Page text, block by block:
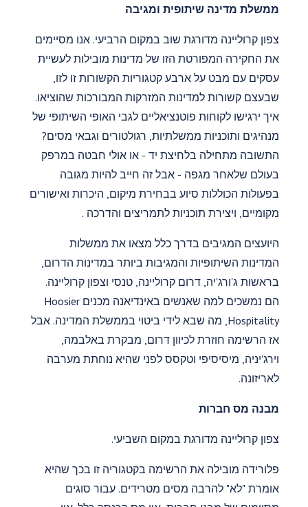
ממשלת מדינה שיתופית ומגיבה
צפון קרוליינה מדורגת שוב במקום הרביעי. אנו מסיימים
את החקירה המפורטת הזו של מדינות מובילות לעשיית
עסקים עם מבט על ארבע קטגוריות הקשורות זו לזו,
שבעצם קשורות למדינות המזרקות המבורכות שהוציאו.
איך ירגישו לקוחות פוטנציאליים לגבי האופי השיתופי של
מנהיגים ותוכניות ממשלתיות, רגולטורים וגבאי מסים?
התשובה מתחילה בלחיצת יד - או אולי חבטה במרפק
בעולם שלאחר מגפה - אבל זה חייב להיות מגובה
בפעולות הכוללות סיוע בבחירת מיקום, היכרות ואישורים
מקומיים, ויצירת תוכניות לתמריצים והדרכה .
היועצים המגיבים בדרך כלל מצאו את ממשלות
המדינות השיתופיות והמגיבות ביותר במדינות הדרום,
בראשות ג'ורג'יה, דרום קרוליינה, טנסי וצפון קרוליינה.
הם נמשכים למה שאנשים באינדיאנה מכנים Hoosier
Hospitality, מה שבא לידי ביטוי בממשלת המדינה. אבל
אז הרשימה חוזרת לכיוון דרום, מבקרת באלבמה,
וירג'יניה, מיסיסיפי וטקסס לפני שהיא נוחתת מערבה
לאריזונה.
מבנה מס חברות
צפון קרוליינה מדורגת במקום השביעי.
פלורידה מובילה את הרשימה בקטגוריה זו בכך שהיא
אומרת "לא" להרבה מסים מטרידים. עבור סוגים